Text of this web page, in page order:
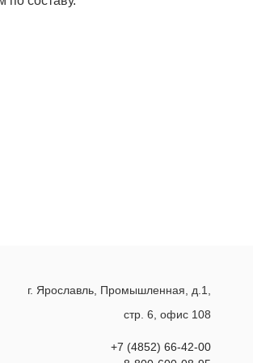
г. Ярославль, Промышленная, д.1,
стр. 6, офис 108
+7 (4852) 66-42-00